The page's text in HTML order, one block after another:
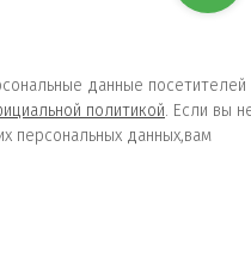
данные посетителей
политикой. Если вы
персональных данных,вам